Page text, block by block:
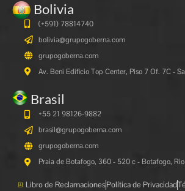
Bolivia
(+591) 78814740
bolivia@grupogoberna.com
grupogoberna.com
Av. Beni Edificio Top Center, Piso 7 Of. 7C -
Brasil
+55 21 98126-9882
brasil@grupogoberna.com
grupogoberna.com
Praia de Botafogo, 360 - 520 c - Botafogo,
Libro de ReclamacionesPolítica de Privacidad